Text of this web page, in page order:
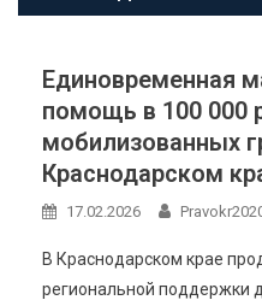
Единовременная
помощь в 100 000
мобилизованных
Краснодарском
17.02.2026
В Краснодарском крае
региональной поддержки